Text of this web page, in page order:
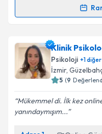
için bir takvim
bilgilendireceğiz.
E-posta Adresiniz
Klinik
Psikoloji +1diğer
İzmir,
5 (9
Mükemmel di. İlk kez
yanındaymışım...